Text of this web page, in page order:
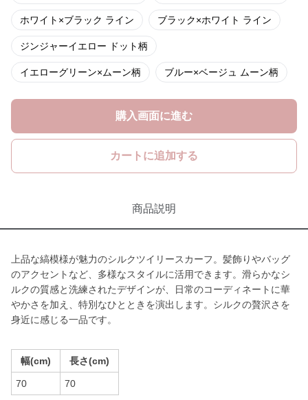
ホワイト×ブラック ライン ブラック×ホワイト ライン
ジンジャーイエロー ドット柄
イエローグリーン×ムーン柄 ブルー×ベージュ ムーン柄
購入画面に進む
カートに追加する
商品説明
上品な縞模様が魅力のシルクツイリースカーフ。髪飾りやバッグ
のアクセントなど、多様なスタイルに活用できます。滑らかなシ
ルクの質感と洗練されたデザインが、日常のコーディネートに華
やかさを加え、特別なひとときを演出します。シルクの贅沢さを
身近に感じる一品です。
幅(cm) 長さ(cm)
70 70